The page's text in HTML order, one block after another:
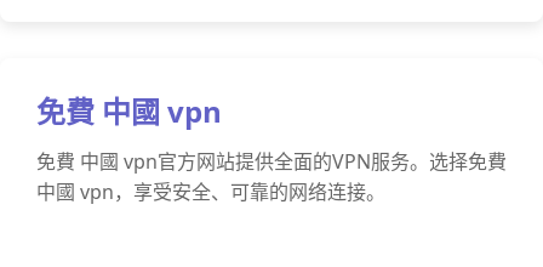
免費 中國 vpn
免費 中國 vpn官方网站提供全面的VPN服务。选择免費
中國 vpn，享受安全、可靠的网络连接。